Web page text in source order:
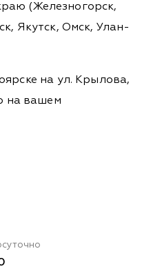
(Железногорск,
Якутск, Омск, Улан-
на ул. Крылова,
на вашем